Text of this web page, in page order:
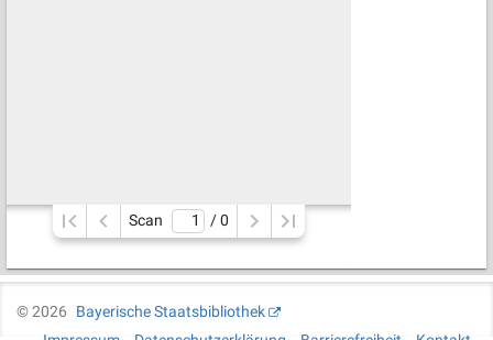
Scan / 0
©2026
Bayerische Staatsbibliothek